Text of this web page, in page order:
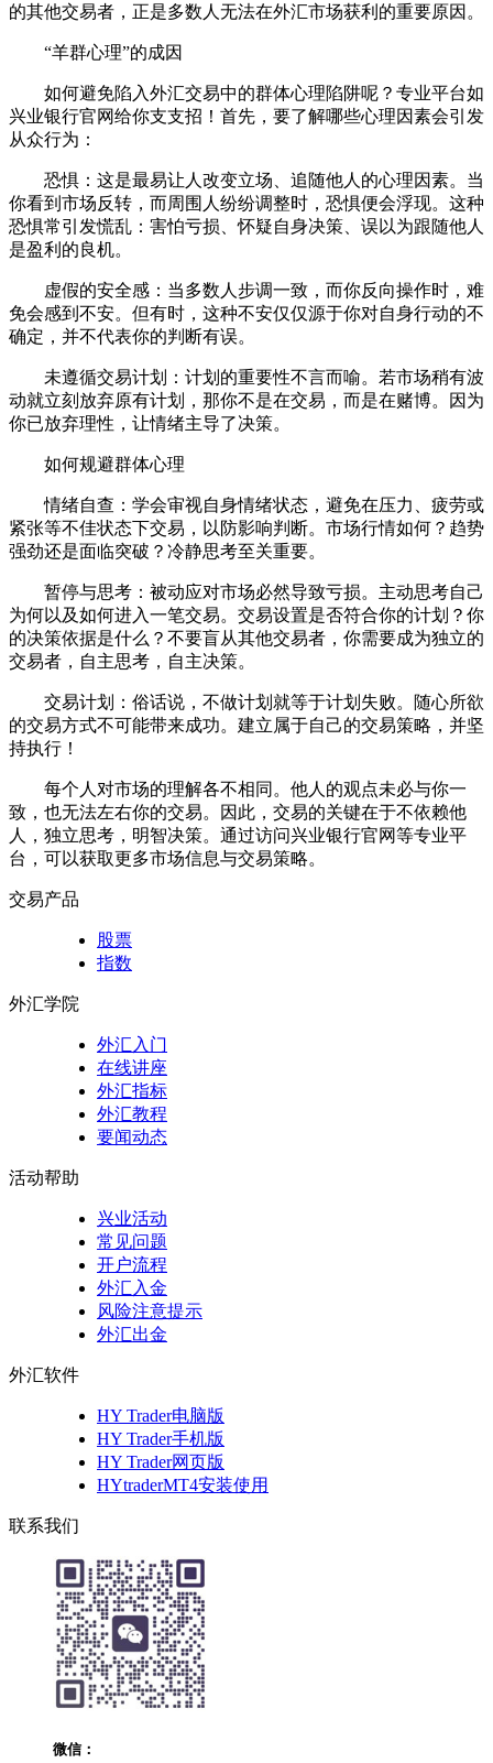
的其他交易者，正是多数人无法在外汇市场获利的重要原因。
“羊群心理”的成因
如何避免陷入外汇交易中的群体心理陷阱呢？专业平台如
兴业银行官网给你支支招！首先，要了解哪些心理因素会引发
从众行为：
恐惧：这是最易让人改变立场、追随他人的心理因素。当
你看到市场反转，而周围人纷纷调整时，恐惧便会浮现。这种
恐惧常引发慌乱：害怕亏损、怀疑自身决策、误以为跟随他人
是盈利的良机。
虚假的安全感：当多数人步调一致，而你反向操作时，难
免会感到不安。但有时，这种不安仅仅源于你对自身行动的不
确定，并不代表你的判断有误。
未遵循交易计划：计划的重要性不言而喻。若市场稍有波
动就立刻放弃原有计划，那你不是在交易，而是在赌博。因为
你已放弃理性，让情绪主导了决策。
如何规避群体心理
情绪自查：学会审视自身情绪状态，避免在压力、疲劳或
紧张等不佳状态下交易，以防影响判断。市场行情如何？趋势
强劲还是面临突破？冷静思考至关重要。
暂停与思考：被动应对市场必然导致亏损。主动思考自己
为何以及如何进入一笔交易。交易设置是否符合你的计划？你
的决策依据是什么？不要盲从其他交易者，你需要成为独立的
交易者，自主思考，自主决策。
交易计划：俗话说，不做计划就等于计划失败。随心所欲
的交易方式不可能带来成功。建立属于自己的交易策略，并坚
持执行！
每个人对市场的理解各不相同。他人的观点未必与你一
致，也无法左右你的交易。因此，交易的关键在于不依赖他
人，独立思考，明智决策。通过访问兴业银行官网等专业平
台，可以获取更多市场信息与交易策略。
交易产品
股票
指数
外汇学院
外汇入门
在线讲座
外汇指标
外汇教程
要闻动态
活动帮助
兴业活动
常见问题
开户流程
外汇入金
风险注意提示
外汇出金
外汇软件
HY Trader电脑版
HY Trader手机版
HY Trader网页版
HYtraderMT4安装使用
联系我们
微信：